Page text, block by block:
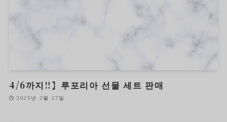
4/6까지‼︎】루포리아 선물 세트 판매
2025년 2월 27일